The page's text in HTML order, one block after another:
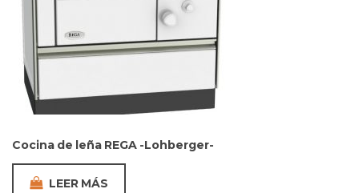
Cocina de leña REGA -Lohberger-
LEER MÁS